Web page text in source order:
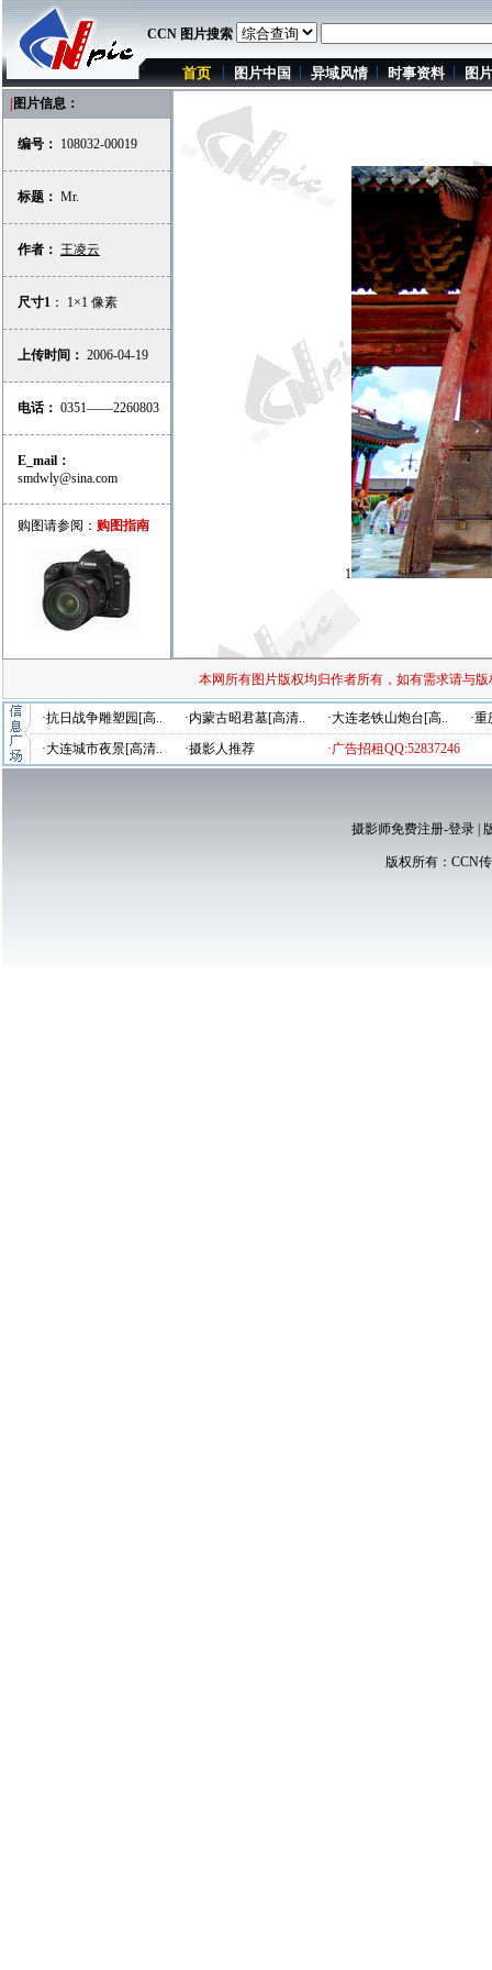
CCN 图片搜索
首页 图片中国 异域风情 时事资料 图
图片信息：
编号： 108032-00019
标题： Mr.
作者： 王凌云
尺寸1 ： 1×1 像素
上传时间： 2006-04-19
电话： 0351——2260803
E_mail：
smdwly@sina.com
购图请参阅： 购图指南
1
本网所有图片版权均归作者所有，如有需求请与
·抗日战争雕塑园[高.. ·内蒙古昭君墓[高清.. ·大连老铁山炮台[高..
·
·大连城市夜景[高清..
·摄影人推荐 ·广告招租QQ:52837246
摄影师免费注册-登录|
版权所有： CCN